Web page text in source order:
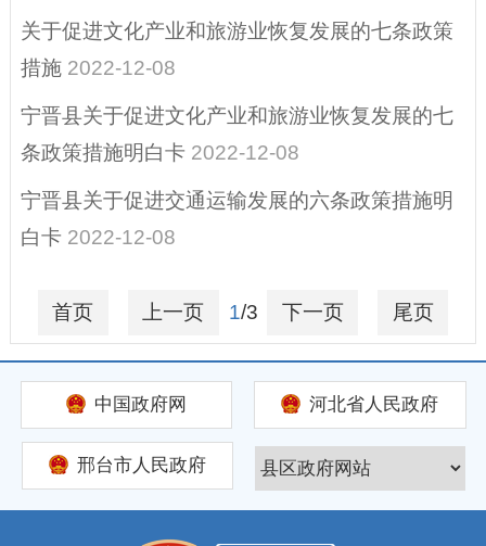
县域商业建设行动
综合示范）
招考招录
重大决策
关于促进文化产业和旅游业恢复发展的七条政策
措施 2022-12-08
宁晋县关于促进文化产业和旅游业恢复发展的七
条政策措施明白卡 2022-12-08
宁晋县关于促进交通运输发展的六条政策措施明
白卡 2022-12-08
首页 上一页 1/3 下一页 尾页
中国政府网 河北省人民政府
邢台市人民政府